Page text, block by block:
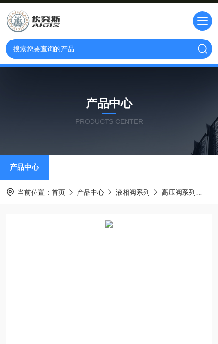
产品中心
PRODUCTS CENTER
产品中心
当前位置： 首页 产品中心 液相阀系列 高压阀系列